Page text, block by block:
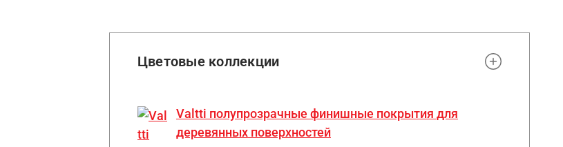
Цветовые коллекции
Valtti полупрозрачные финишные покрытия для
деревянных поверхностей